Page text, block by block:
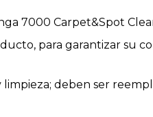
7000 Carpet&Spot
para garantizar su
deben ser